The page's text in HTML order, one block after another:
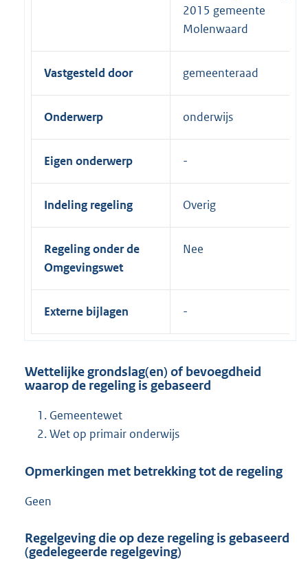
2015 gemeente
Molenwaard
Vastgesteld door gemeenteraad
Onderwerp onderwijs
Eigen onderwerp
Indeling regeling Overig
Regeling onder de
Omgevingswet
Nee
Externe bijlagen
Wettelijke grondslag(en) of bevoegdheid
waarop de regeling is gebaseerd
Gemeentewet
Wet op primair onderwijs
Opmerkingen met betrekking tot de regeling
Geen
Regelgeving die op deze regeling is gebaseerd
(gedelegeerde regelgeving)